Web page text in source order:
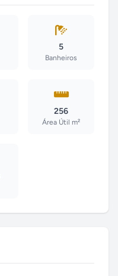
5
Banheiros
256
Área Útil m²